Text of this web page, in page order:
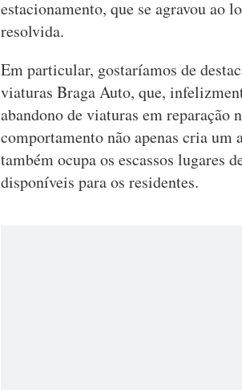
estacionamento, que se agravou ao
resolvida.
Em particular, gostaríamos de
viaturas Braga Auto, que,
abandono de viaturas em reparação
comportamento não apenas cria um
também ocupa os escassos lugares
disponíveis para os residentes.